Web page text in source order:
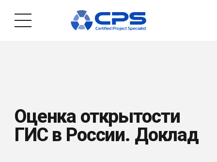
Оценка открытости
ГИС в России. Доклад